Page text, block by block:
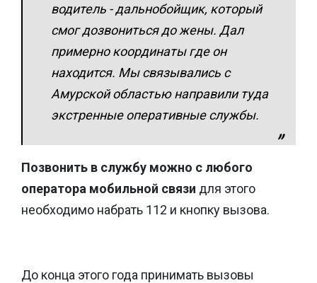
водитель - дальнобойщик, который
смог дозвониться до жены. Дал
примерно координаты где он
находится. Мы связывались с
Амурской областью направили туда
экстренные оперативные службы.
Позвонить в службу можно с любого
оператора мобильной связи для этого
необходимо набрать 112 и кнопку вызова.
До конца этого года принимать вызовы